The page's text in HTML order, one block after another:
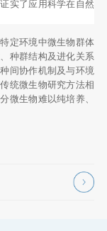
实了应用科学在自然
定环境中微生物群体
种群结构及进化关系
间协作机制及与环境
统微生物研究方法相
微生物难以纯培养、